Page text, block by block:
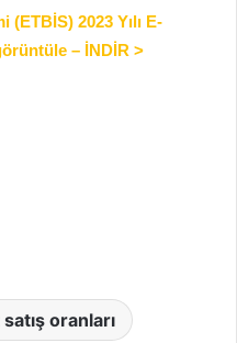
2023 Yılı E-
– İNDİR >
oranları